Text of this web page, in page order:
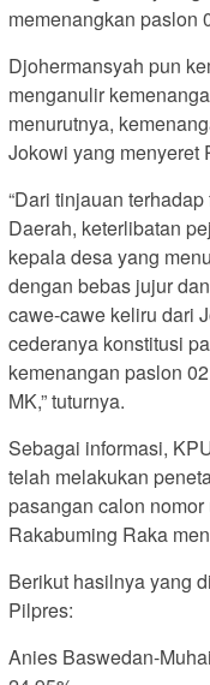
memenangkan paslon
Djohermansyah pun
menganulir
menurutnya,
Jokowi yang menyeret
“Dari tinjauan
Daerah, keterlibatan
kepala desa yang
dengan bebas jujur
cawe-cawe keliru dari
cederanya konstitusi
kemenangan paslon
MK,” tuturnya.
Sebagai informasi,
telah melakukan
pasangan calon
Rakabuming Raka
Berikut hasilnya yang
Pilpres:
Anies Baswedan-